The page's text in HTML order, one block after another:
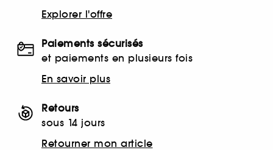
Explorer l'offre
Paiements sécurisés
et paiements en plusieurs fois
En savoir plus
Retours
sous 14 jours
Retourner mon article